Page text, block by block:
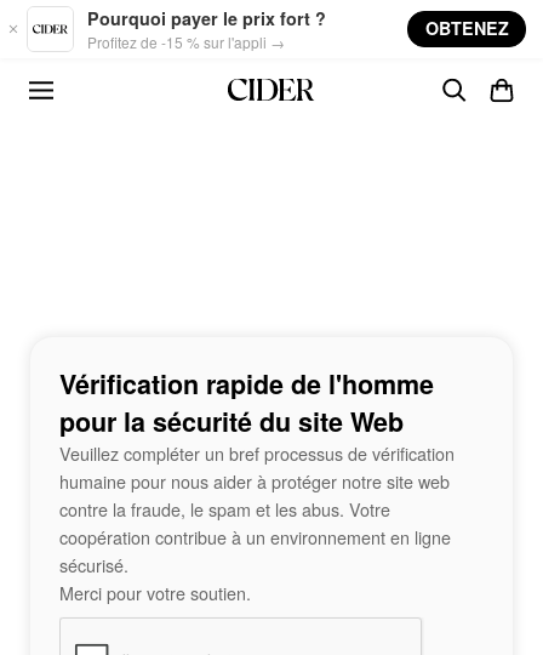
Skip to main content
Pourquoi payer le prix fort ?
Profitez de -15 % sur l'appli →
OBTENEZ
Vérification rapide de l'homme
pour la sécurité du site Web
Veuillez compléter un bref processus de vérification
humaine pour nous aider à protéger notre site web
contre la fraude, le spam et les abus. Votre
coopération contribue à un environnement en ligne
sécurisé.
Merci pour votre soutien.